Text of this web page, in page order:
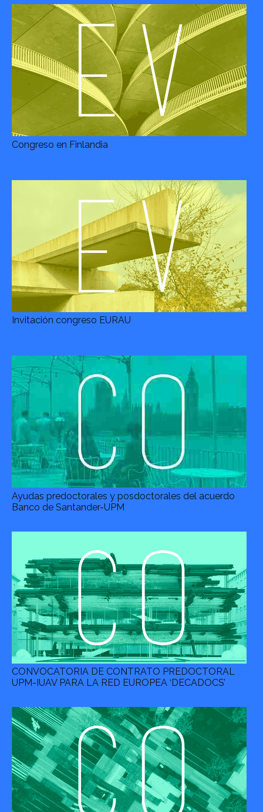
Congreso en Finlandia
Invitación congreso EURAU
Ayudas predoctorales y posdoctorales del acuerdo
Banco de Santander-UPM
CONVOCATORIA DE CONTRATO PREDOCTORAL
UPM-IUAV PARA LA RED EUROPEA ‘DECADOCS’